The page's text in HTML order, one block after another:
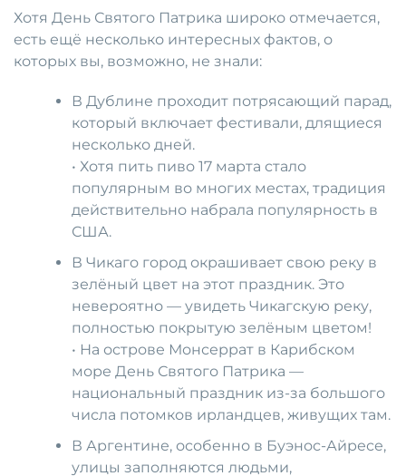
Хотя День Святого Патрика широко отмечается,
есть ещё несколько интересных фактов, о
которых вы, возможно, не знали:
В Дублине проходит потрясающий парад,
который включает фестивали, длящиеся
несколько дней.
• Хотя пить пиво 17 марта стало
популярным во многих местах, традиция
действительно набрала популярность в
США.
В Чикаго город окрашивает свою реку в
зелёный цвет на этот праздник. Это
невероятно — увидеть Чикагскую реку,
полностью покрытую зелёным цветом!
• На острове Монсеррат в Карибском
море День Святого Патрика —
национальный праздник из-за большого
числа потомков ирландцев, живущих там.
В Аргентине, особенно в Буэнос-Айресе,
улицы заполняются людьми,